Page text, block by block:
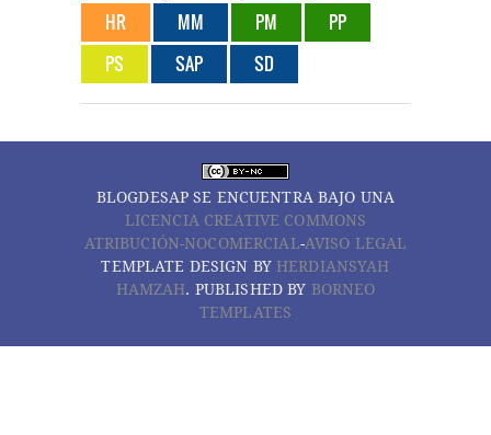
HR
MM PM
PP
PS
SAP SD
BLOGDESAP SE ENCUENTRA BAJO UNA
LICENCIA CREATIVE COMMONS
ATRIBUCIÓN-NOCOMERCIAL-AVISO LEGAL
TEMPLATE DESIGN BY HERDIANSYAH
HAMZAH. PUBLISHED BY BORNEO
TEMPLATES